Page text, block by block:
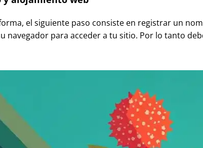
el siguiente paso consiste en registrar un
navegador para acceder a tu sitio. Por lo tanto